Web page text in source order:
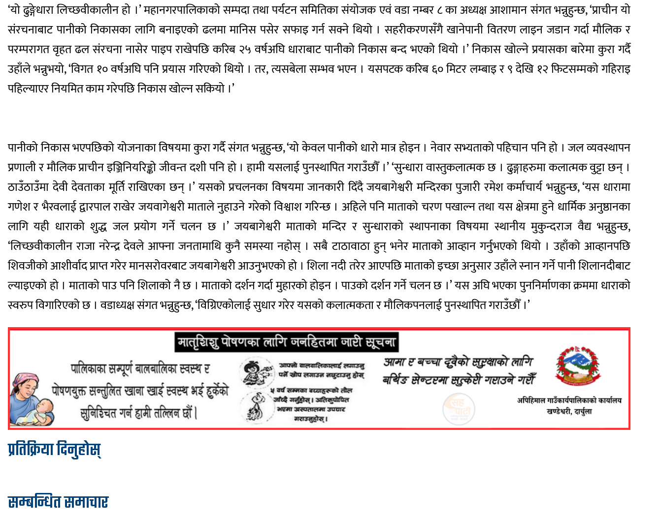
‘यो ढुङ्गेधारा लिच्छवीकालीन हो ।’ महानगरपालिकाको सम्पदा तथा पर्यटन समितिका संयोजक एवं वडा नम्बर ८ का अध्यक्ष आशामान संगत भन्नुहुन्छ, ‘प्राचीन यो
संरचनाबाट पानीको निकासका लागि बनाइएको ढलमा मानिस पसेर सफाइ गर्न सक्ने थियो । सहरीकरणसँगै खानेपानी वितरण लाइन जडान गर्दा मौलिक र
परम्परागत वृहत ढल संरचना नासेर पाइप राखेपछि करिब २५ वर्षअघि धाराबाट पानीको निकास बन्द भएको थियो ।’ निकास खोल्ने प्रयासका बारेमा कुरा गर्दै
उहाँले भन्नुभयो, ‘विगत १० वर्षअघि पनि प्रयास गरिएको थियो । तर, त्यसबेला सम्भव भएन । यसपटक करिब ६० मिटर लम्बाइ र ९ देखि १२ फिटसम्मको गहिराइ
पहिल्याएर नियमित काम गरेपछि निकास खोल्न सकियो ।’
पानीको निकास भएपछिको योजनाका विषयमा कुरा गर्दै संगत भन्नुहुन्छ, ‘यो केवल पानीको धारो मात्र होइन । नेवार सभ्यताको पहिचान पनि हो । जल व्यवस्थापन
प्रणाली र मौलिक प्राचीन इञ्जिनियरिङ्को जीवन्त दशी पनि हो । हामी यसलाई पुनस्थापित गराउँछौँ ।’ ‘सुन्धारा वास्तुकलात्मक छ । ढुङ्गाहरुमा कलात्मक वुट्टा छन् ।
ठाउँठाउँमा देवी देवताका मूर्ति राखिएका छन् ।’ यसको प्रचलनका विषयमा जानकारी दिँदै जयबागेश्वरी मन्दिरका पुजारी रमेश कर्माचार्य भन्नुहुन्छ, ‘यस धारामा
गणेश र भैरवलाई द्वारपाल राखेर जयवागेश्वरी माताले नुहाउने गरेको विश्वाश गरिन्छ । अहिले पनि माताको चरण पखाल्न तथा यस क्षेत्रमा हुने धार्मिक अनुष्ठानका
लागि यही धाराको शुद्ध जल प्रयोग गर्ने चलन छ ।’ जयबागेश्वरी माताको मन्दिर र सुन्धाराको स्थापनाका विषयमा स्थानीय मुकुन्दराज वैद्य भन्नुहुन्छ,
‘लिच्छवीकालीन राजा नरेन्द्र देवले आफ्ना जनतामाथि कुनै समस्या नहोस् । सबै टाठावाठा हुन् भनेर माताको आव्हान गर्नुभएको थियो । उहाँको आव्हानपछि
शिवजीको आशीर्वाद प्राप्त गरेर मानसरोवरबाट जयबागेश्वरी आउनुभएको हो । शिला नदी तरेर आएपछि माताको इच्छा अनुसार उहाँले स्नान गर्ने पानी शिलानदीबाट
ल्याइएको हो । माताको पाउ पनि शिलाको नै छ । माताको दर्शन गर्दा मुहारको होइन । पाउको दर्शन गर्ने चलन छ ।’ यस अघि भएका पुननिर्माणका क्रममा धाराको
स्वरुप विगारिएको छ । वडाध्यक्ष संगत भन्नुहुन्छ, ‘विग्रिएकोलाई सुधार गरेर यसको कलात्मकता र मौलिकपनलाई पुनस्थापित गराउँछौँ ।’
प्रतिक्रिया दिनुहोस्
सम्बन्धित समाचार